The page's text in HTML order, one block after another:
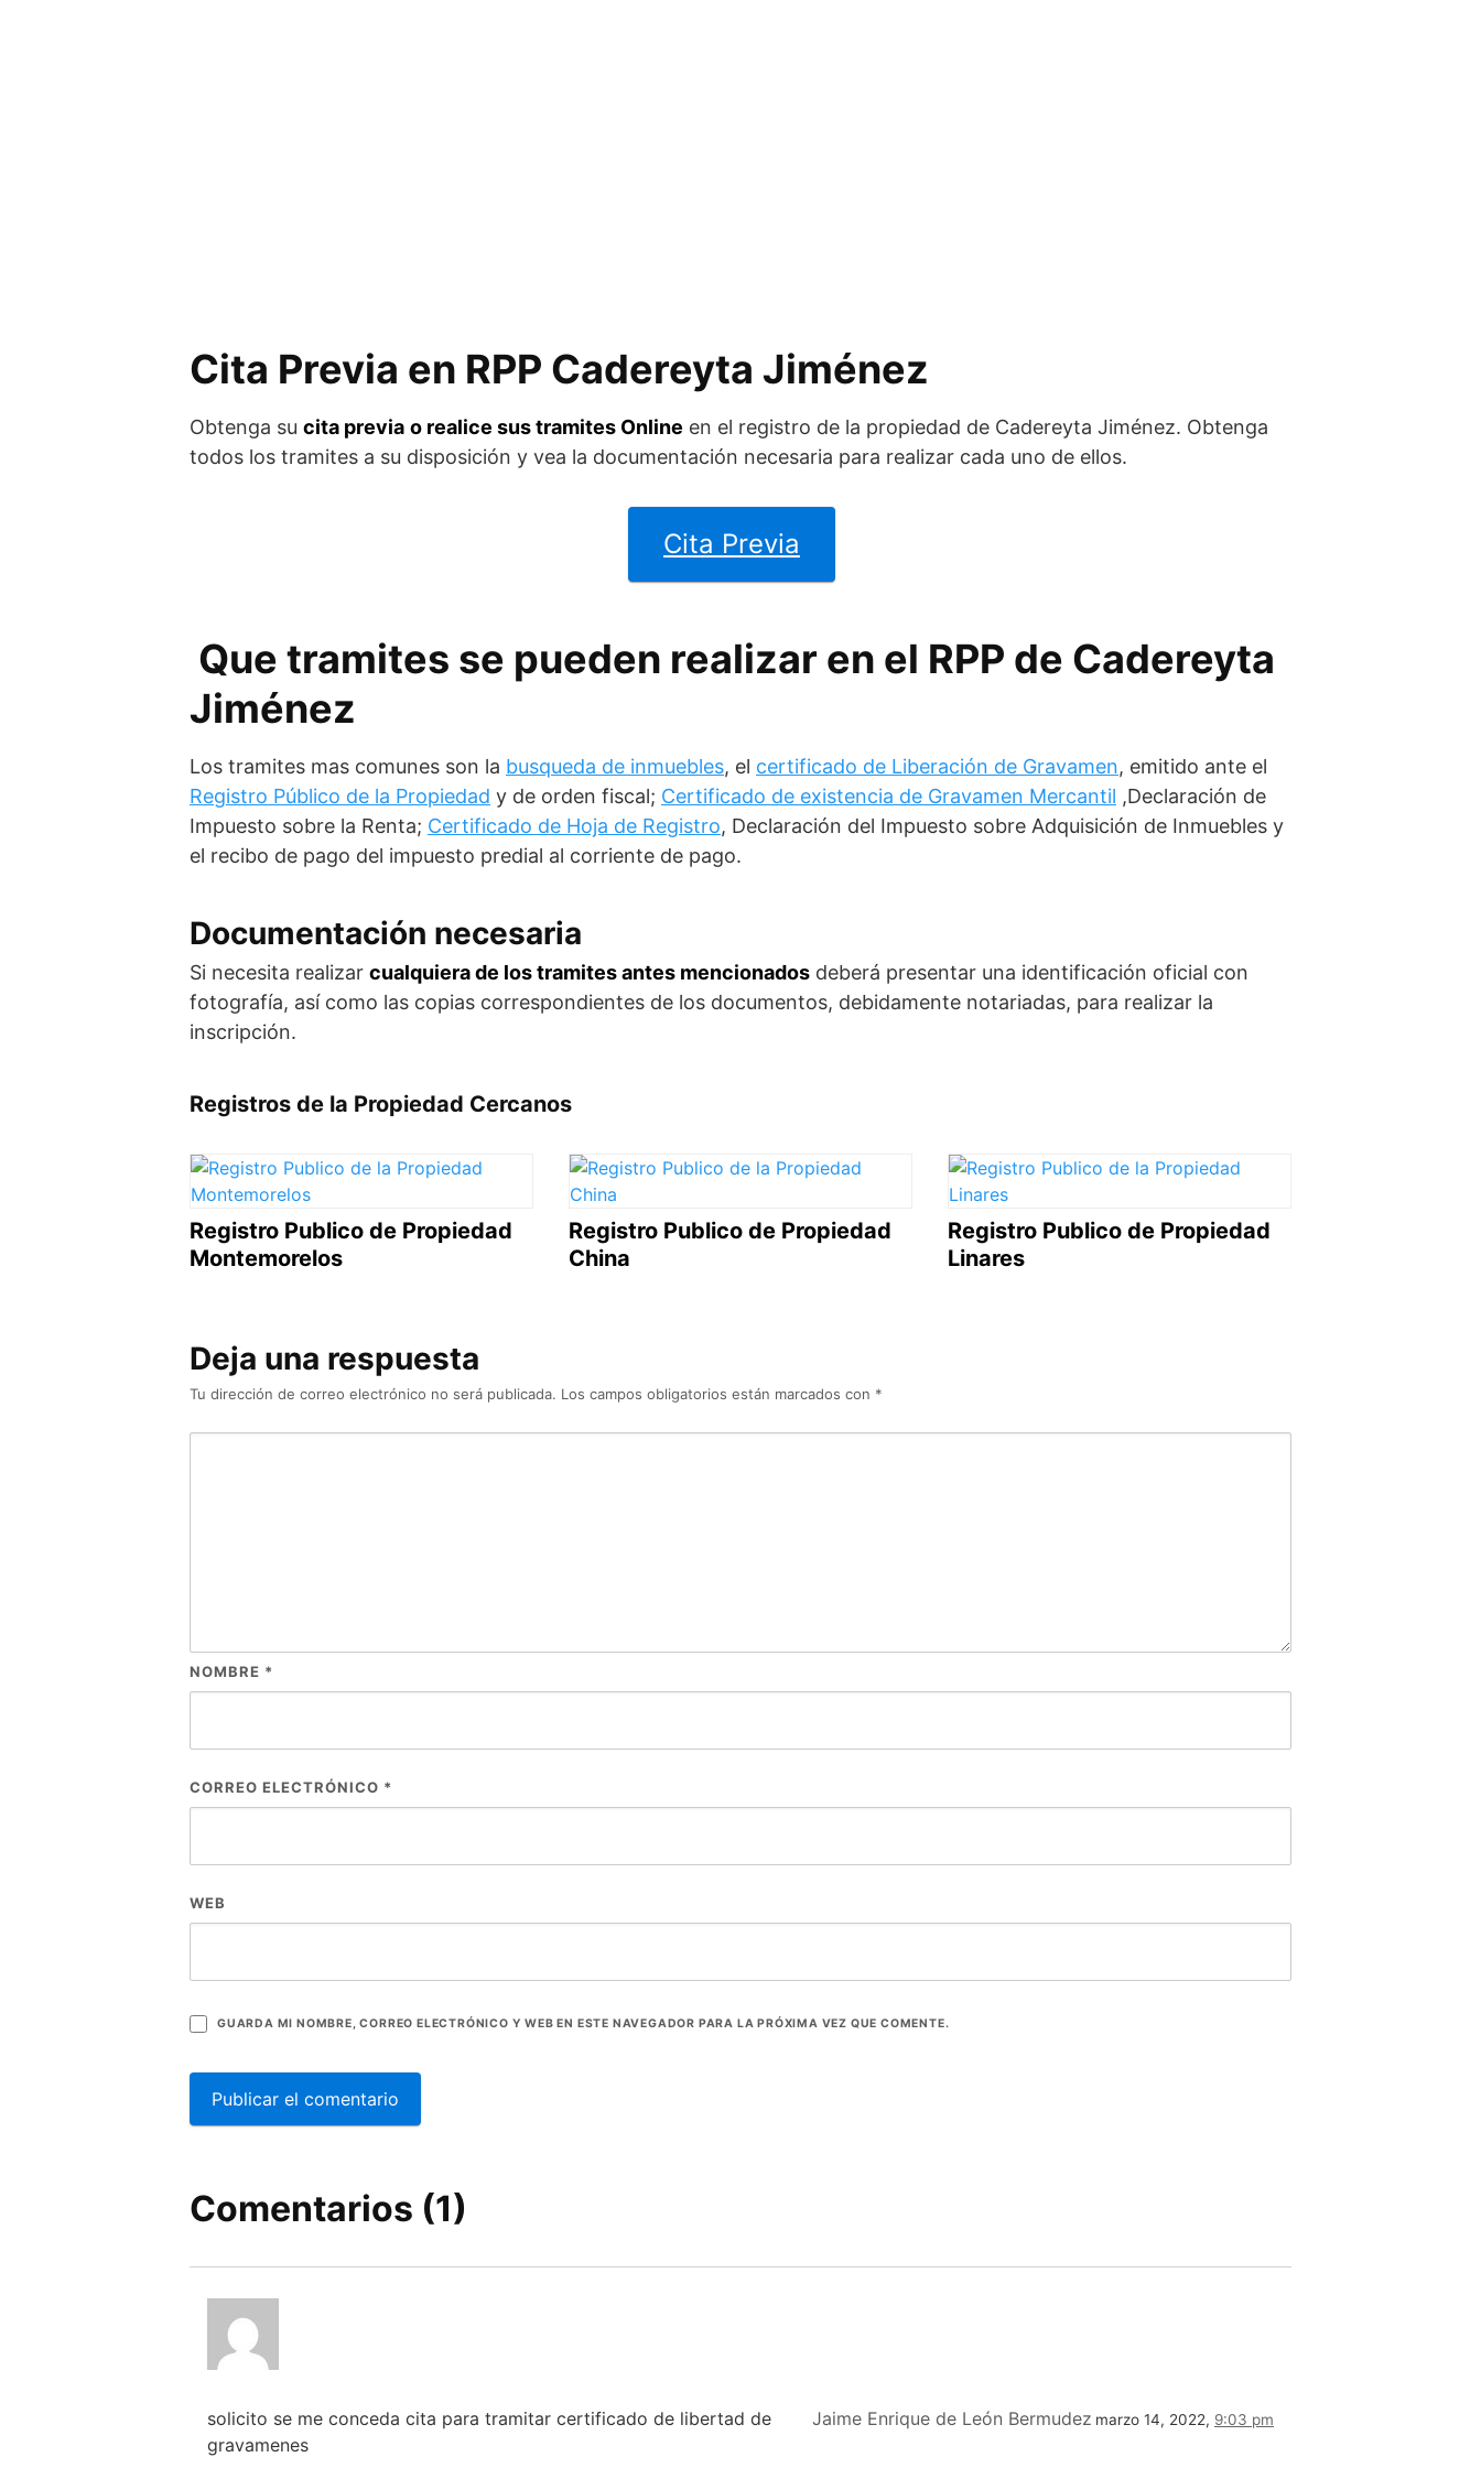
Cita Previa en RPP Cadereyta Jiménez
Obtenga su cita previa o realice sus tramites Online en el registro de la propiedad de Cadereyta Jiménez. Obtenga
todos los tramites a su disposición y vea la documentación necesaria para realizar cada uno de ellos.
Cita Previa
Que tramites se pueden realizar en el RPP de Cadereyta
Jiménez
Los tramites mas comunes son la busqueda de inmuebles, el certificado de Liberación de Gravamen, emitido ante el
Registro Público de la Propiedad y de orden fiscal; Certificado de existencia de Gravamen Mercantil ,Declaración de
Impuesto sobre la Renta; Certificado de Hoja de Registro, Declaración del Impuesto sobre Adquisición de Inmuebles y
el recibo de pago del impuesto predial al corriente de pago.
Documentación necesaria
Si necesita realizar cualquiera de los tramites antes mencionados deberá presentar una identificación oficial con
fotografía, así como las copias correspondientes de los documentos, debidamente notariadas, para realizar la
inscripción.
Registros de la Propiedad Cercanos
Registro Publico de Propiedad
Montemorelos
Registro Publico de Propiedad
China
Registro Publico de Propiedad
Linares
Deja una respuesta
Tu dirección de correo electrónico no será publicada. Los campos obligatorios están marcados con *
NOMBRE *
CORREO ELECTRÓNICO *
WEB
GUARDA MI NOMBRE, CORREO ELECTRÓNICO Y WEB EN ESTE NAVEGADOR PARA LA PRÓXIMA VEZ QUE COMENTE.
Comentarios (1)
Jaime Enrique de León Bermudez marzo 14, 2022, 9:03 pm
solicito se me conceda cita para tramitar certificado de libertad de
gravamenes